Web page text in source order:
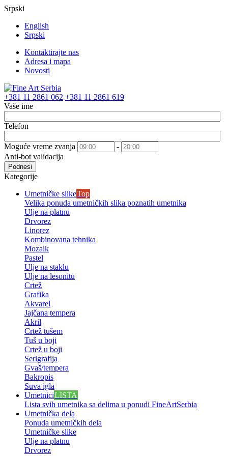
Srpski
English
Srpski
Kontaktirajte nas
Adresa i mapa
Novosti
+381 11 2861 062 +381 11 2861 619
Vaše ime
Telefon
Moguće vreme zvanja
-
Anti-bot validacija
Podnesi
Kategorije
Umetničke slikeTop
Velika ponuda umetničkih slika poznatih umetnika
Ulje na platnu
Drvorez
Linorez
Kombinovana tehnika
Mozaik
Pastel
Ulje na staklu
Ulje na lesonitu
Crtež
Grafika
Akvarel
Jajčana tempera
Akril
Crtež tušem
Tuš u boji
Crtež u boji
Serigrafija
Gvaš/tempera
Bakropis
Suva igla
UmetniciLISTA
Lista svih umetnika sa delima u ponudi FineArtSerbia
Umetnička dela
Ponuda umetničkih dela
Umetničke slike
Ulje na platnu
Drvorez